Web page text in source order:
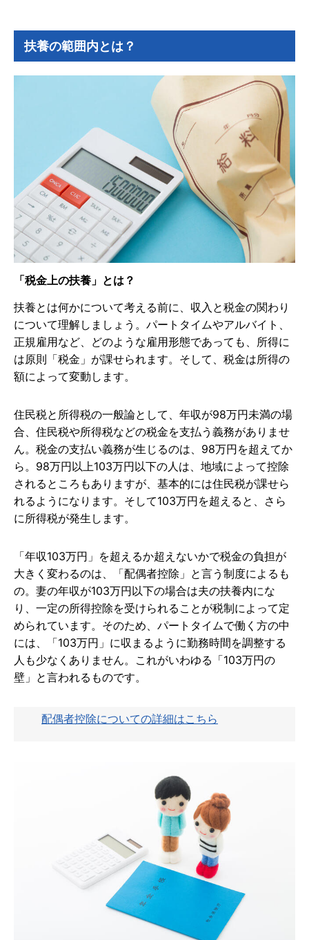
扶養の範囲内とは？
「税金上の扶養」とは？
扶養とは何かについて考える前に、収入と税金の関わり
について理解しましょう。パートタイムやアルバイト、
正規雇用など、どのような雇用形態であっても、所得に
は原則「税金」が課せられます。そして、税金は所得の
額によって変動します。
住民税と所得税の一般論として、年収が98万円未満の場
合、住民税や所得税などの税金を支払う義務がありませ
ん。税金の支払い義務が生じるのは、98万円を超えてか
ら。98万円以上103万円以下の人は、地域によって控除
されるところもありますが、基本的には住民税が課せら
れるようになります。そして103万円を超えると、さら
に所得税が発生します。
「年収103万円」を超えるか超えないかで税金の負担が
大きく変わるのは、「配偶者控除」と言う制度によるも
の。妻の年収が103万円以下の場合は夫の扶養内にな
り、一定の所得控除を受けられることが税制によって定
められています。そのため、パートタイムで働く方の中
には、「103万円」に収まるように勤務時間を調整する
人も少なくありません。これがいわゆる「103万円の
壁」と言われるものです。
配偶者控除についての詳細はこちら